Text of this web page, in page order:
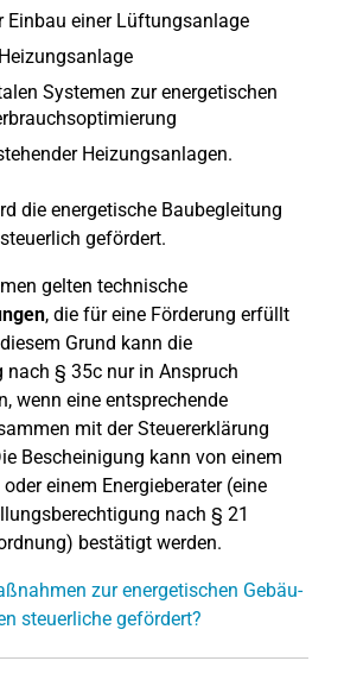
Einbau einer Lüftungsanlage
Systemen zur energetischen
Heizungsanlagen.
die energetische Baubegleitung
gefördert.
gelten technische
, die für eine Förderung erfüllt
Grund kann die
nach § 35c nur in Anspruch
wenn eine entsprechende
mit der Steuererklärung
Bescheinigung kann von einem
einem Energieberater (eine
nach § 21
bestätigt werden.
zur ener­ge­ti­schen Ge­bäu­
steu­er­li­che gefördert?